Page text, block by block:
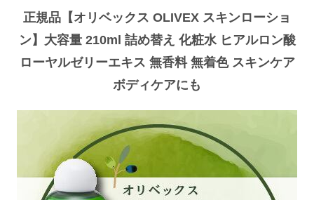
正規品【オリベックス OLIVEX スキンローショ
ン】大容量 210ml 詰め替え 化粧水 ヒアルロン酸
ローヤルゼリーエキス 無香料 無着色 スキンケア
ボディケアにも